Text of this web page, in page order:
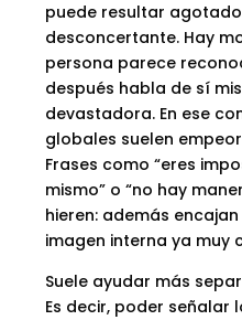
puede resultar
desconcertante. Hay
persona parece
después habla de sí
devastadora. En ese
globales suelen
Frases como “eres
mismo” o “no hay
hieren: además
imagen interna ya muy
Suele ayudar más
Es decir, poder señalar